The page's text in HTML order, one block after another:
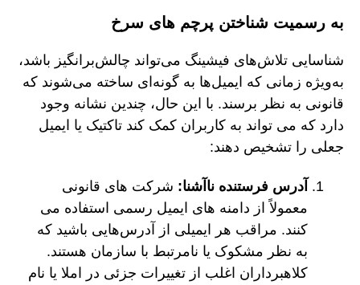
به رسمیت شناختن پرچم های سرخ
شناسایی تلاش‌های فیشینگ می‌تواند چالش‌برانگیز باشد،
به‌ویژه زمانی که ایمیل‌ها به گونه‌ای ساخته می‌شوند که
قانونی به نظر برسند. با این حال، چندین نشانه وجود
دارد که می تواند به کاربران کمک کند تاکتیک یا ایمیل
جعلی را تشخیص دهند:
آدرس فرستنده ناآشنا: شرکت های قانونی
معمولاً از دامنه های ایمیل رسمی استفاده می
کنند. مراقب هر ایمیلی از آدرس‌هایی باشید که
به نظر مشکوک یا نامرتبط با سازمان هستند.
کلاهبرداران اغلب از تغییرات جزئی در املا یا نام